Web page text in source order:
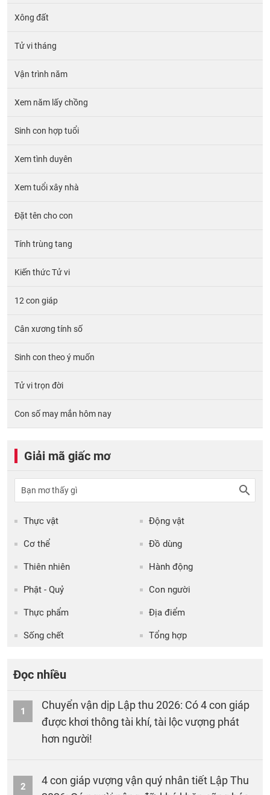
Xông đất
Tử vi tháng
Vận trình năm
Xem năm lấy chồng
Sinh con hợp tuổi
Xem tình duyên
Xem tuổi xây nhà
Đặt tên cho con
Tính trùng tang
Kiến thức Tử vi
12 con giáp
Cân xương tính số
Sinh con theo ý muốn
Tử vi trọn đời
Con số may mắn hôm nay
Giải mã giấc mơ
Thực vật Động vật
Cơ thể Đồ dùng
Thiên nhiên Hành động
Phật - Quỷ Con người
Thực phẩm Địa điểm
Sống chết Tổng hợp
Đọc nhiều
1
Chuyển vận dịp Lập thu 2026: Có 4 con giáp
được khơi thông tài khí, tài lộc vượng phát
hơn người!
2
4 con giáp vượng vận quý nhân tiết Lập Thu